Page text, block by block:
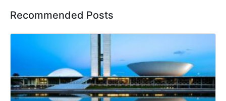
Recommended Posts